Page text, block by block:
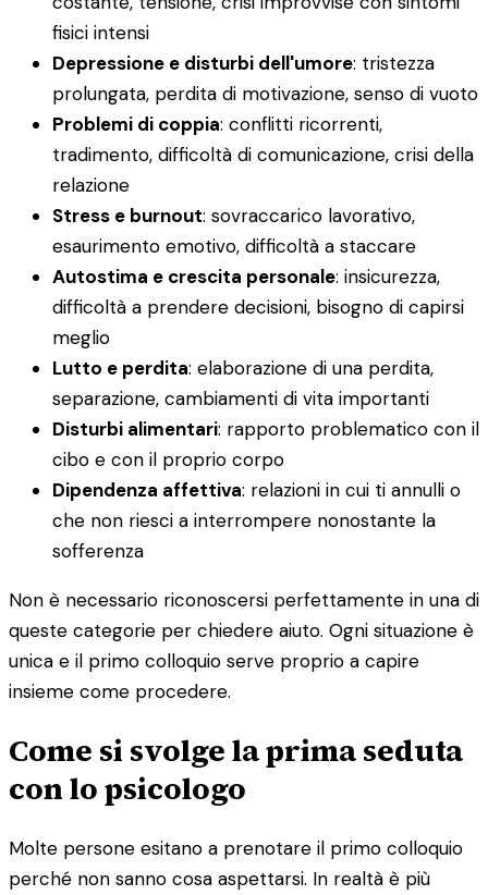
fisici intensi
Depressione e disturbi dell'umore: tristezza
prolungata, perdita di motivazione, senso di vuoto
Problemi di coppia: conflitti ricorrenti,
tradimento, difficoltà di comunicazione, crisi della
relazione
Stress e burnout: sovraccarico lavorativo,
esaurimento emotivo, difficoltà a staccare
Autostima e crescita personale: insicurezza,
difficoltà a prendere decisioni, bisogno di capirsi
meglio
Lutto e perdita: elaborazione di una perdita,
separazione, cambiamenti di vita importanti
Disturbi alimentari: rapporto problematico con il
cibo e con il proprio corpo
Dipendenza affettiva: relazioni in cui ti annulli o
che non riesci a interrompere nonostante la
sofferenza
Non è necessario riconoscersi perfettamente in una di
queste categorie per chiedere aiuto. Ogni situazione è
unica e il primo colloquio serve proprio a capire
insieme come procedere.
Come si svolge la prima seduta
con lo psicologo
Molte persone esitano a prenotare il primo colloquio
perché non sanno cosa aspettarsi. In realtà è più